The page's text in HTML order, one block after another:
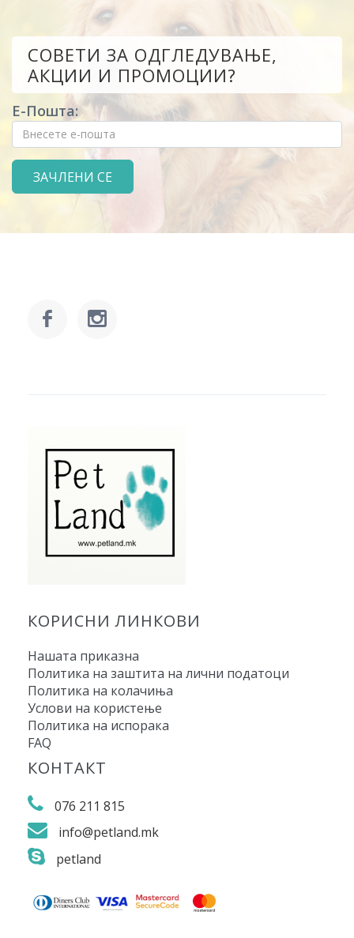
СОВЕТИ ЗА ОДГЛЕДУВАЊЕ,
АКЦИИ И ПРОМОЦИИ?
Е-Пошта:
КОРИСНИ ЛИНКОВИ
Нашата приказна
Политика на заштита на лични податоци
Политика на колачиња
Услови на користење
Политика на испорака
FAQ
КОНТАКТ
076 211 815
info@petland.mk
petland